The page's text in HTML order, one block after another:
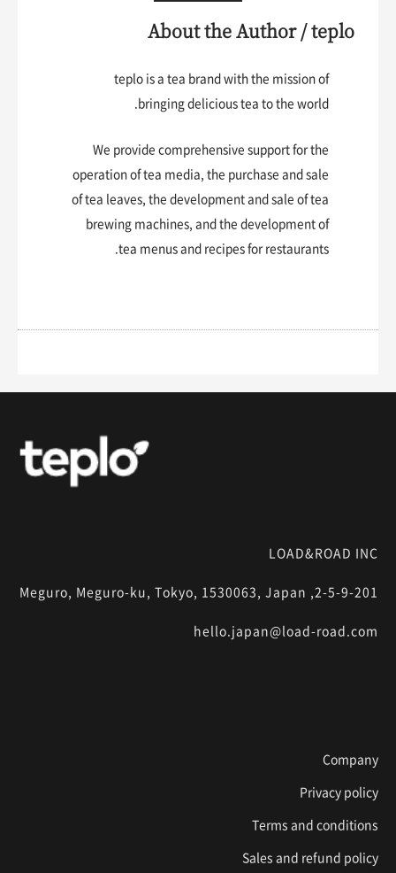
About the Author / teplo
teplo is a tea brand with the mission of
bringing delicious tea to the world.
We provide comprehensive support for the
operation of tea media, the purchase and sale
of tea leaves, the development and sale of tea
brewing machines, and the development of
tea menus and recipes for restaurants.
LOAD&ROAD INC
2-5-9-201, Meguro, Meguro-ku, Tokyo, 1530063, Japan
hello.japan@load-road.com
Company
Privacy policy
Terms and conditions
Sales and refund policy